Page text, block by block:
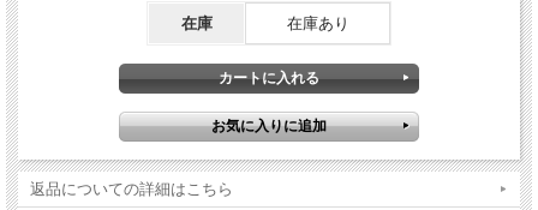
ボールペン替芯 M17 ジェットストリームインク ブラック
在庫 在庫あり
返品についての詳細はこちら